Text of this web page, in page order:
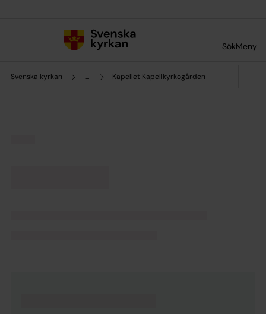
SökMeny
Svenska kyrkan ... Kapellet Kapellkyrkogården